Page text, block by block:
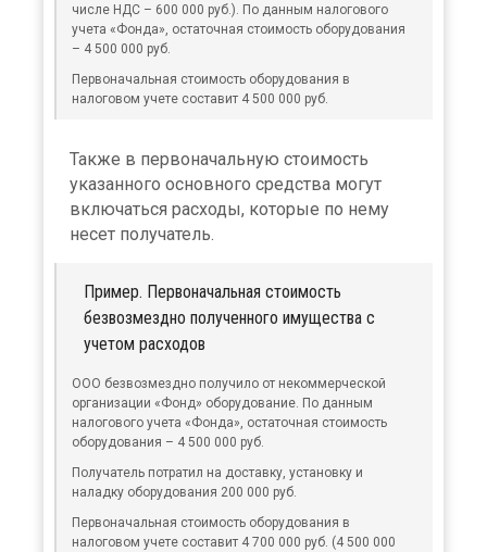
числе НДС – 600 000 руб.). По данным налогового
учета «Фонда», остаточная стоимость оборудования
– 4 500 000 руб.
Первоначальная стоимость оборудования в
налоговом учете составит 4 500 000 руб.
Также в первоначальную стоимость
указанного основного средства могут
включаться расходы, которые по нему
несет получатель.
Пример. Первоначальная стоимость
безвозмездно полученного имущества с
учетом расходов
ООО безвозмездно получило от некоммерческой
организации «Фонд» оборудование. По данным
налогового учета «Фонда», остаточная стоимость
оборудования – 4 500 000 руб.
Получатель потратил на доставку, установку и
наладку оборудования 200 000 руб.
Первоначальная стоимость оборудования в
налоговом учете составит 4 700 000 руб. (4 500 000